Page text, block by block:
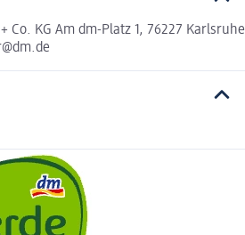
Co. KG Am dm-Platz 1, 76227 Karlsruhe